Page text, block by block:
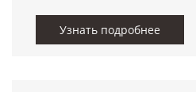
Узнать подробнее